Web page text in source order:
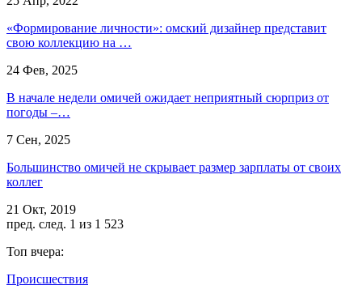
«Формирование личности»: омский дизайнер представит
свою коллекцию на …
24 Фев, 2025
В начале недели омичей ожидает неприятный сюрприз от
погоды –…
7 Сен, 2025
Большинство омичей не скрывает размер зарплаты от своих
коллег
21 Окт, 2019
пред. след. 1 из 1 523
Топ вчера:
Происшествия